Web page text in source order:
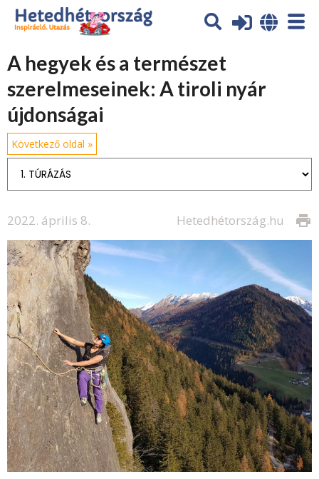
A hegyek és a természet
szerelmeseinek: A tiroli nyár
újdonságai
Következő oldal »
2022. április 8. print
Hetedhétország.hu